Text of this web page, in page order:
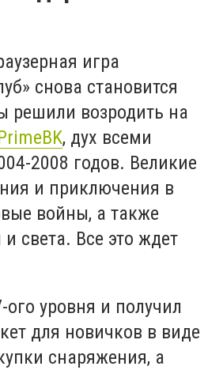
игра
снова становится
решили возродить на
, дух всеми
2008 годов. Великие
и приключения в
войны, а также
света. Все это ждет
ого уровня и получил
для новичков в виде
снаряжения, а